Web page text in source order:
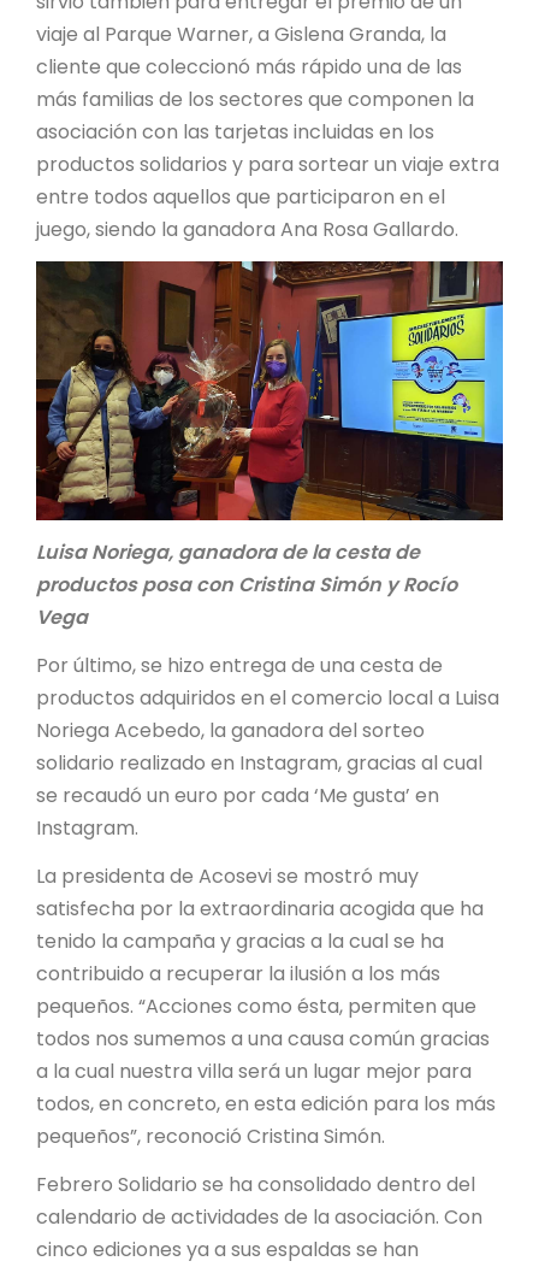
viaje al Parque Warner, a Gislena Granda, la
cliente que coleccionó más rápido una de las
más familias de los sectores que componen la
asociación con las tarjetas incluidas en los
productos solidarios y para sortear un viaje extra
entre todos aquellos que participaron en el
juego, siendo la ganadora Ana Rosa Gallardo.
Luisa Noriega, ganadora de la cesta de
productos posa con Cristina Simón y Rocío
Vega
Por último, se hizo entrega de una cesta de
productos adquiridos en el comercio local a Luisa
Noriega Acebedo, la ganadora del sorteo
solidario realizado en Instagram, gracias al cual
se recaudó un euro por cada ‘Me gusta’ en
Instagram.
La presidenta de Acosevi se mostró muy
satisfecha por la extraordinaria acogida que ha
tenido la campaña y gracias a la cual se ha
contribuido a recuperar la ilusión a los más
pequeños. “Acciones como ésta, permiten que
todos nos sumemos a una causa común gracias
a la cual nuestra villa será un lugar mejor para
todos, en concreto, en esta edición para los más
pequeños”, reconoció Cristina Simón.
Febrero Solidario se ha consolidado dentro del
calendario de actividades de la asociación. Con
cinco ediciones ya a sus espaldas se han